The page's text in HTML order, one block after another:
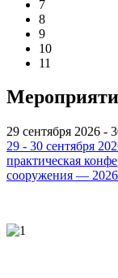
7
8
9
10
11
29 сентября 2026 -
29 - 30 сентября
практическая
сооружения —